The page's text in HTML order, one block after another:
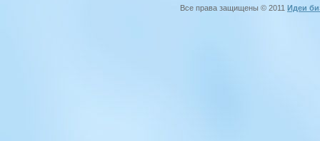
Все права защищены © 2011 Идеи